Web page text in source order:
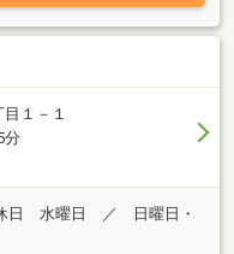
１－１
分
日 水曜日 ／ 日曜日・